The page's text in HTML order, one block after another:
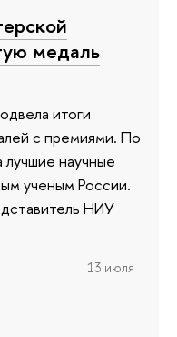
медаль
итоги
с премиями. По
лучшие научные
ученым России.
НИУ
13 июля